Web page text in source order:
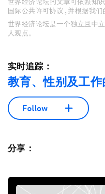
国际公共许可协议 , 并根据我们
世界经济论坛是一个独立且中
人观点。
实时追踪：
教育、性别及工
Follow
分享：